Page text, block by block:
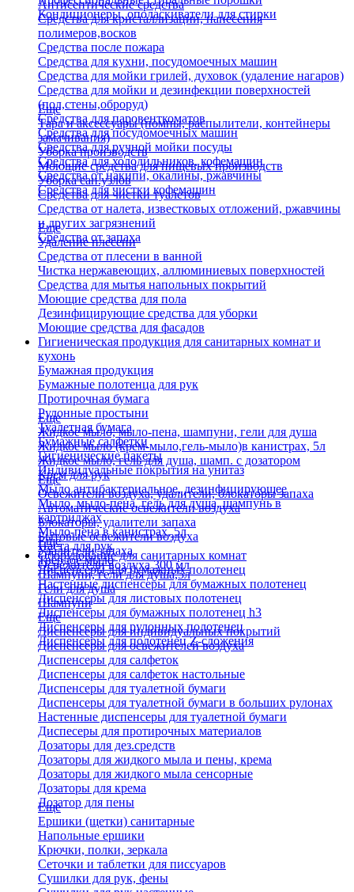
Кондиционеры, ополаскиватели для стирки
Антисептические средства
Средства для кристаллизации, нанесения
полимеров,восков
Средства после пожара
Средства для кухни, посудомоечных машин
Средства для мойки грилей, духовок (удаление нагаров)
Средства для мойки и дезинфекции поверхностей
(пол,стены,оброруд)
Средства для паровенткоматов
Средства для посудомоечных машин
Средства для ручной мойки посуды
Средства для холодильников, кофемашин
Средства от накипи, окалины, ржавчины
Средства для чистки кофемашин
Еще
Тара и аксессуары (помпы, распылители, контейнеры
замачивания)
Уборка производств
Моющие средства для пищевых производств
Уборка сан.узлов
Средства для чистки туалетов
Средства от налета, известковых отложений, ржавчины
и других загрязнений
Средства от запаха
Еще
Удаление плесени
Средства от плесени в ванной
Чистка нержавеющих, аллюминиевых поверхностей
Средства для мытья напольных покрытий
Моющие средства для пола
Дезинфицирующие средства для уборки
Моющие средства для фасадов
Гигиеническая продукция для санитарных комнат и
кухонь
Бумажная продукция
Бумажные полотенца для рук
Протирочная бумага
Рулонные простыни
Туалетная бумага
Бумажные салфетки
Гигиенические пакеты
Индивидуальные покрытия на унитаз
Еще
Жидкое мыло, мыло-пена, шампуни, гели для душа
Жидкое мыло (крем-мыло,гель-мыло)в канистрах, 5л
Жидкое мыло, гель для душа, шамп. с дозатором
Крем для рук
Мыло антибактериальное, дезинфицирующее
Мыло, мыло-пена, гель для душа, шампунь в
картриджах
Мыло-пена в канистрах, 5л
Паста для рук
Твердое мыло
Шампуни, гели для душа,5л
Гели для душа
Шампуни
Еще
Освежители воздуха, удалители, блокаторы запаха
Автоматические освежители воздуха
Блокаторы, удалители запаха
Бытовые освежители воздуха
Удалители запаха
Освежители воздуха 300 мл
Еще
Оборудование для санитарных комнат
Диспенсеры для бумажных полотенец
Настенные диспенсеры для бумажных полотенец
Диспенсеры для листовых полотенец
Диспенсеры для бумажных полотенец h3
Диспенсеры для рулонных полотенец
Диспенсеры для полотенец Z-сложения
Еще
Диспенсеры для индивидуальных покрытий
Диспенсеры для освежителей воздуха
Диспенсеры для салфеток
Диспенсеры для салфеток настольные
Диспенсеры для туалетной бумаги
Диспенсеры для туалетной бумаги в больших рулонах
Настенные диспенсеры для туалетной бумаги
Диспесеры для протирочных материалов
Дозаторы для дез.средств
Дозаторы для жидкого мыла и пены, крема
Дозаторы для жидкого мыла сенсорные
Дозаторы для крема
Дозатор для пены
Еще
Ершики (щетки) санитарные
Напольные ершики
Крючки, полки, зеркала
Сеточки и таблетки для писсуаров
Сушилки для рук, фены